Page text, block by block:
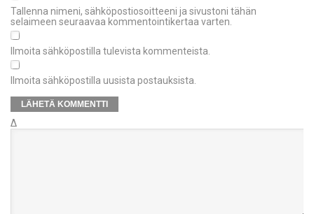
Tallenna nimeni, sähköpostiosoitteeni ja sivustoni tähän
selaimeen seuraavaa kommentointikertaa varten.
Ilmoita sähköpostilla tulevista kommenteista.
Ilmoita sähköpostilla uusista postauksista.
Δ